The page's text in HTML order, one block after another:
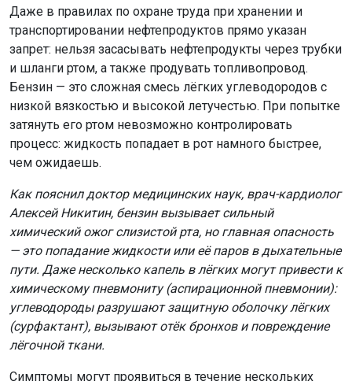
Даже в правилах по охране труда при хранении и
транспортировании нефтепродуктов прямо указан
запрет: нельзя засасывать нефтепродукты через трубки
и шланги ртом, а также продувать топливопровод.
Бензин — это сложная смесь лёгких углеводородов с
низкой вязкостью и высокой летучестью. При попытке
затянуть его ртом невозможно контролировать
процесс: жидкость попадает в рот намного быстрее,
чем ожидаешь.
Как пояснил доктор медицинских наук, врач-кардиолог
Алексей Никитин, бензин вызывает сильный
химический ожог слизистой рта, но главная опасность
— это попадание жидкости или её паров в дыхательные
пути. Даже несколько капель в лёгких могут привести к
химическому пневмониту (аспирационной пневмонии):
углеводороды разрушают защитную оболочку лёгких
(сурфактант), вызывают отёк бронхов и повреждение
лёгочной ткани.
Симптомы могут проявиться в течение нескольких